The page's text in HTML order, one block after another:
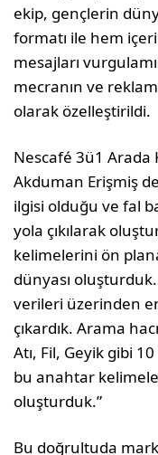
ekip, gençlerin
formatı ile hem
mesajları
mecranın ve
olarak özelleştirildi.
Nescafé 3ü1 Arada
Akduman Erişmiş
ilgisi olduğu ve fal
yola çıkılarak
kelimelerini ön
dünyası
verileri üzerinden
çıkardık. Arama
Atı, Fil, Geyik gibi
bu anahtar
oluşturduk.”
Bu doğrultuda